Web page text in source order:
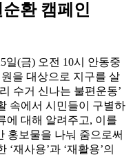
환 캠페인
일(금) 오전 10시 안동중
을 대상으로 지구를 살
수거 신나는 불편운동’
속에서 시민들이 구별하
에 대해 알려주고, 이를
홍보물을 나눠 줌으로써
재사용’과 ‘재활용’의